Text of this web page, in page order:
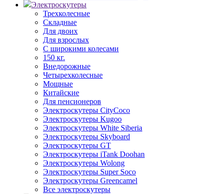
Электроскутеры
Трехколесные
Складные
Для двоих
Для взрослых
С широкими колесами
150 кг.
Внедорожные
Четырехколесные
Мощные
Китайские
Для пенсионеров
Электроскутеры CityCoco
Электроскутеры Kugoo
Электроскутеры White Siberia
Электроскутеры Skyboard
Электроскутеры GT
Электроскутеры iTank Doohan
Электроскутеры Wolong
Электроскутеры Super Soco
Электроскутеры Greencamel
Все электроскутеры